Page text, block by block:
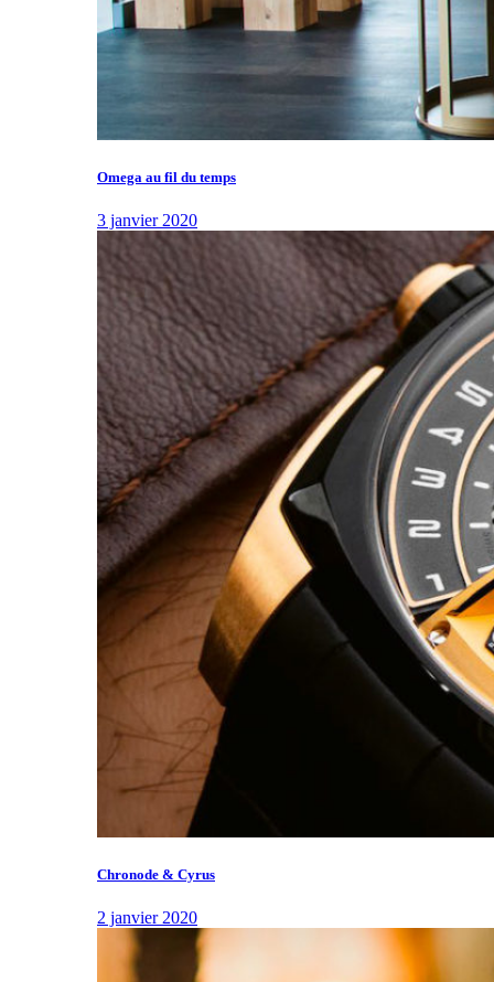
Omega au fil du temps
3 janvier 2020
Chronode & Cyrus
2 janvier 2020